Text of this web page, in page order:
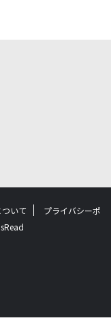
いて
プライバシーポ